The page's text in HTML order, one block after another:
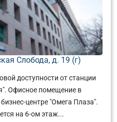
Слобода, д. 19 (г)
доступности от станции
Офисное помещение в
центре "Омега Плаза".
на 6-ом этаж...